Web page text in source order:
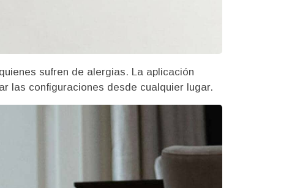
sufren de alergias. La aplicación
las configuraciones desde cualquier lugar.